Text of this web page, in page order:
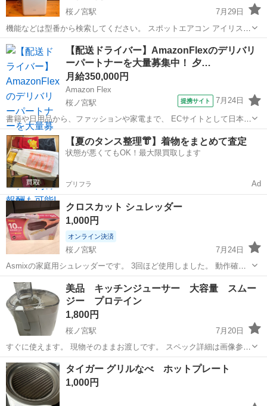
桜ノ宮駅
7月29日
機能などは型番から検索してください。 スポットエアコン アイリスオ
ーヤマ ポータブルクーラー エアコン 冷風除湿環境 暖房機能 型
番 IPA-3521GH-W 年式 2021年式 画像に写っ...
大阪 桜ノ宮駅 季節、空調家電
アイリスオーヤマ
【配送ドライバー】AmazonFlexのデリバリ
ーパートナーを大量募集中！ 夕…
月給350,000円
Amazon Flex
桜ノ宮駅
提携サイト 7月24日
書籍や日用品から、ファッションや家電まで、 ECサイトとして日本最
大級の品揃えを誇るAmazon（アマゾン）が、 Amazon Flex（アマゾ
ンフレックス）のデリバリーパートナーを募集中！ Amazon Flex (ア...
大阪 大阪市 桜ノ宮駅 物流
【夏のタンス整理👘】着物をまとめて査定
状態が悪くてもOK！最大限買取します
プリフラ Ad
クロスカット シュレッダー
1,000円
オンライン決済
桜ノ宮駅
7月24日
Asmixの家庭用シュレッダーです。 3回ほど使用しました。 動作確認
済み。
大阪 桜ノ宮駅
美品 キッチンジューサー 大容量 スムー
ジー プロテイン
1,800円
桜ノ宮駅
7月20日
すぐに使えます。 現物そのままお渡しです。 スペック詳細は画像参
照。 動作確認程度で美品、箱のみ経年劣化あり。 取引場所は、最寄駅
桜ノ宮駅の当方指定の場所です。 あんしん決済不可。 発送不可。 日
時が合えば北区南部、...
大阪 大阪市 桜ノ宮駅 キッチン家電 スムージー
タイガー グリルなべ ホットプレート
1,000円